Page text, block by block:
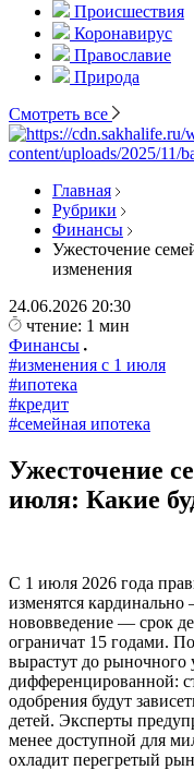
Происшествия
Коронавирус
Православие
Природа
Смотреть все
Главная
Рубрики
Финансы
Ужесточение
изменения
24.06.2026 20:30
чтение: 1 мин
Финансы
#изменения с 1 июля
#ипотека
#кредит
#семейная ипотека
Ужесточение
июля: Какие
С 1 июля 2026 года
изменятся
нововведение — срок
ограничат 15 годами.
вырастут до рыночного
дифференцированной:
одобрения будут
детей. Эксперты
менее доступной для
охладит перегретый